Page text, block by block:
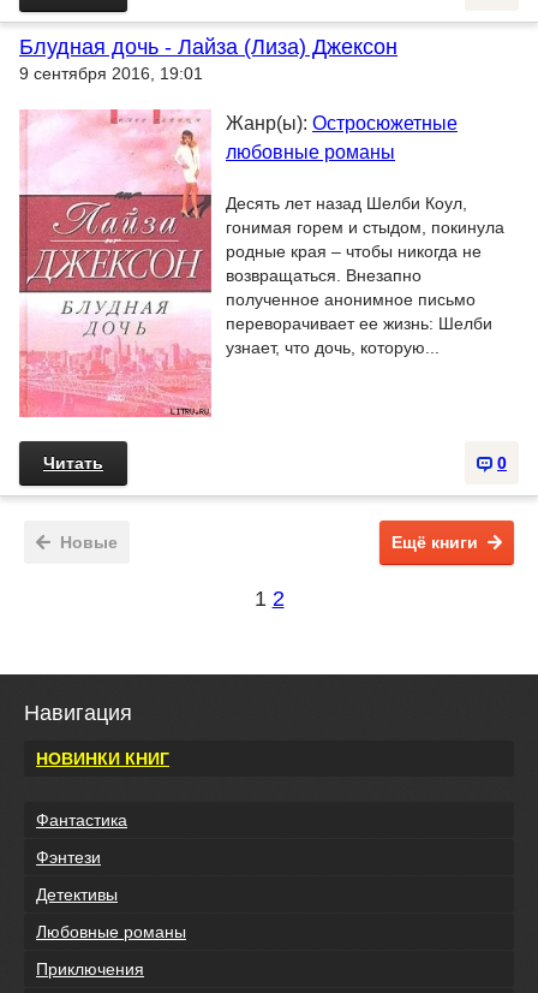
Блудная дочь - Лайза (Лиза) Джексон
9 сентября 2016, 19:01
Жанр(ы): Остросюжетные
любовные романы
Десять лет назад Шелби Коул,
гонимая горем и стыдом, покинула
родные края – чтобы никогда не
возвращаться. Внезапно
полученное анонимное письмо
переворачивает ее жизнь: Шелби
узнает, что дочь, которую...
0
Читать
Новые Ещё книги
1 2
Навигация
НОВИНКИ КНИГ
Фантастика
Фэнтези
Детективы
Любовные романы
Приключения